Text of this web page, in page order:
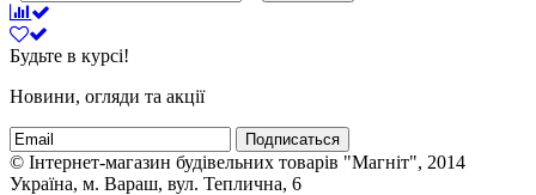
Будьте в курсі!
Новини, огляди та акції
Подписаться
© Інтернет-магазин будівельних товарів "Магніт", 2014
Україна, м. Вараш, вул. Теплична, 6